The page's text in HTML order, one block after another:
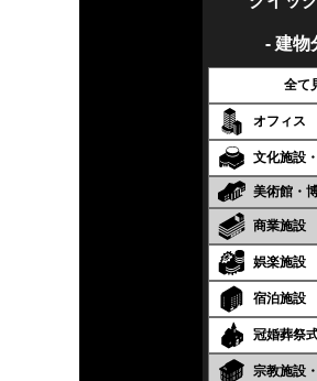
- 建物
全て
オフィス
文化施設
美術館・
商業施設
娯楽施設
宿泊施設
冠婚葬祭
宗教施設